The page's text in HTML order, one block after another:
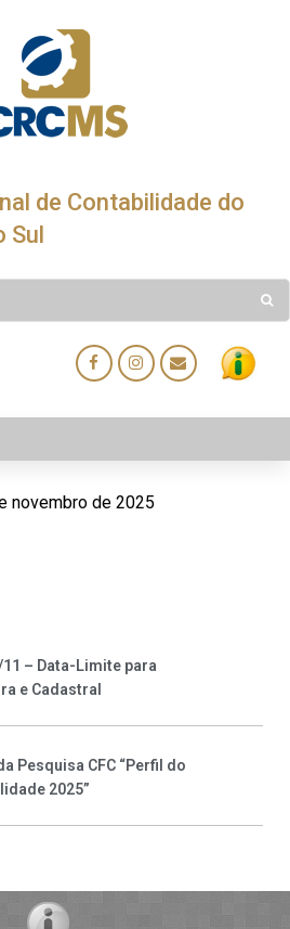
de Contabilidade do
Sul
novembro de 2025
11 – Data-Limite para
e Cadastral
Pesquisa CFC “Perfil do
2025”